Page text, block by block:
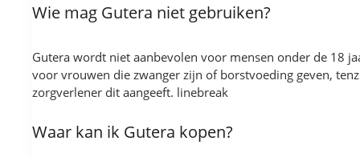
Wie mag Gutera niet gebruiken?
Gutera wordt niet aanbevolen voor mensen onder de 18
voor vrouwen die zwanger zijn of borstvoeding geven,
zorgverlener dit aangeeft. linebreak
Waar kan ik Gutera kopen?